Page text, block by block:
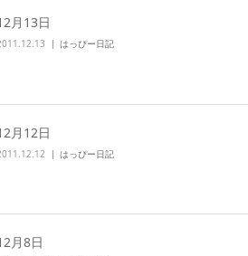
月13日
はっぴー日記
月12日
はっぴー日記
月8日